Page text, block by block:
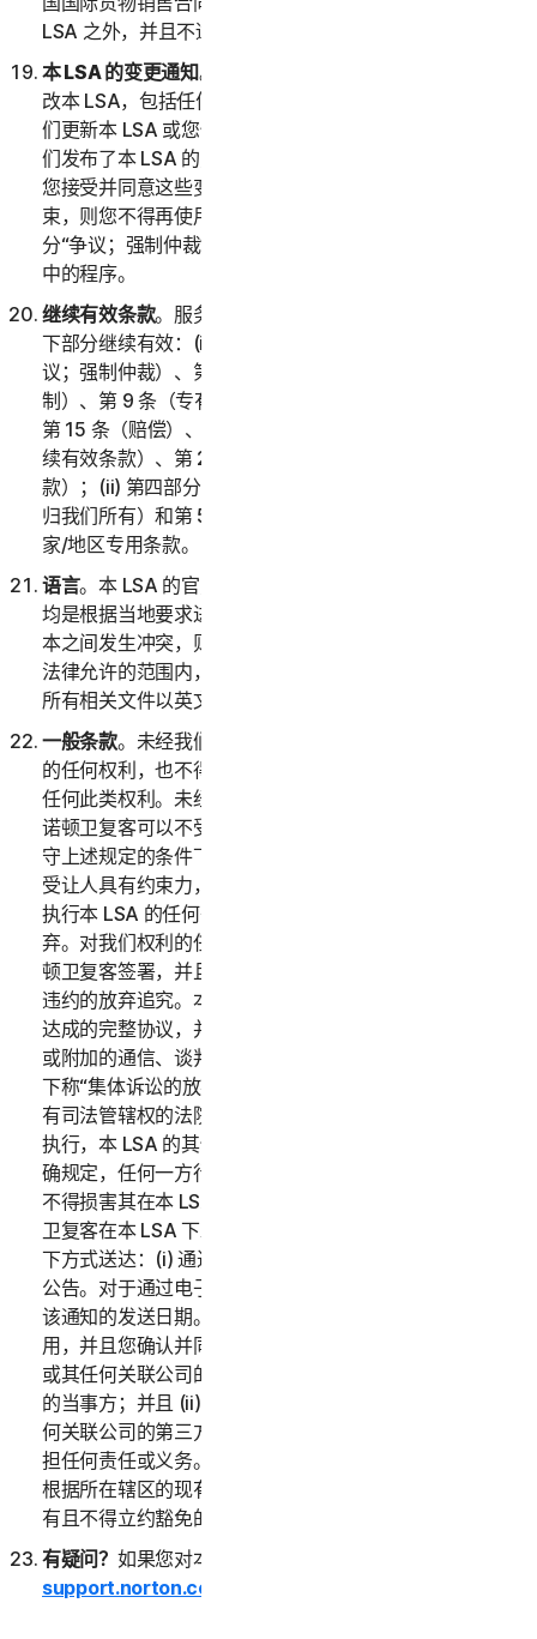
LSA 之外，并且不适用于本 LSA。
本 LSA 的变更通知。我们可能会经自行决定不时更新或修
改本 LSA，包括任何提述的政策和其他文件。请务必在我
们更新本 LSA 或您使用服务时查看本 LSA。如果您在我
们发布了本 LSA 的更新版本之后继续使用服务，则表示
您接受并同意这些变更。如果您不同意受这些变更的约
束，则您不得再使用服务。唯一例外情况是关于对第 2 部
分“争议；强制仲裁”的变更，对此您已经遵守第 2(i) 部分
中的程序。
继续有效条款。服务或您的帐户终止、中止或取消后，以
下部分继续有效：(i) 第二部分 – 一般条款的第 2 条（争
议；强制仲裁）、第 6 条（免责声明）、第 7 条（责任限
制）、第 9 条（专有权利）、第 11 条（反馈和评价）、
第 15 条（赔偿）、第 18 条（管辖法律）、第 20 条（继
续有效条款）、第 21 条（语言）和第 22 条（一般条
款）；(ii) 第四部分 – 软件授权许可条款的第 1 条（软件
归我们所有）和第 5 条（终止）；以及 (iii) 第五部分 – 国
家/地区专用条款。
语言。本 LSA 的官方语言是英语。对本协议的任何翻译
均是根据当地要求进行的，如果英语版本与任何非英语版
本之间发生冲突，则以本 LSA 的英语版本为准。在适用
法律允许的范围内，如有争议，双方确认已要求本协议和
所有相关文件以英文撰写。
一般条款。未经我们事先书面许可，您不得转让本协议下
的任何权利，也不得通过法律或其他方式全部或部分转让
任何此类权利。未经此类许可，任何声称转让均属无效。
诺顿卫复客可以不受限制地自由转让或让与本 LSA。在遵
守上述规定的条件下，本 LSA 对双方及其各自继受者和
受让人具有约束力，并且以其为受益人。诺顿卫复客未能
执行本 LSA 的任何条款并不表示对此类条款或权利的放
弃。对我们权利的任何放弃必须采用书面形式，并且经诺
顿卫复客签署，并且任何此类放弃均不得视为对未来任何
违约的放弃追究。本 LSA 构成了双方之间就其标的事项
达成的完整协议，并且取代了与之相关的所有先前或同期
或附加的通信、谈判或协议。除本 LSA 第 2(h) 部分（以
下称“集体诉讼的放弃”）中的任何条款外，如果仲裁员或
有司法管辖权的法院判定本 LSA 的任何部分无效或无法
执行，本 LSA 的其他部分的内容仍适用。除非本 LSA 明
确规定，任何一方行使其在本 LSA 下的任何补救措施均
不得损害其在本 LSA 或其他方面的其他补救措施。诺顿
卫复客在本 LSA 下发出的任何通知或其他通信将通过以
下方式送达：(i) 通过电子邮件；或 (ii) 通过在服务中发布
公告。对于通过电子邮件发出的通知，收到日期将被视为
该通知的发送日期。本 LSA 仅在您和诺顿卫复客之间适
用，并且您确认并同意：(i) 任何第三方，包括诺顿卫复客
或其任何关联公司的第三方渠道合作伙伴，均不是本 LSA
的当事方；并且 (ii) 没有第三方，包括诺顿卫复客或其任
何关联公司的第三方渠道合作伙伴，在本 LSA 下对您承
担任何责任或义务。本 LSA 中的任何内容均不会削弱您
根据所在辖区的现有消费者保护法或其他适用法律而应享
有且不得立约豁免的任何权利。
有疑问？ 如果您对本 LSA 或服务有疑问，请访问
support.norton.com